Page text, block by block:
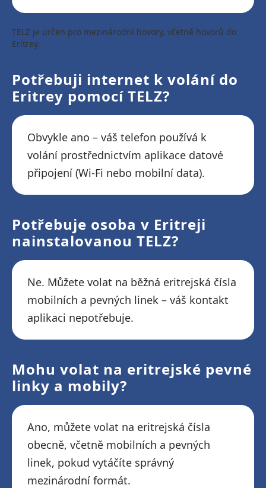
TELZ je určen pro mezinárodní hovory, včetně hovorů do
Eritrey.
Potřebuji internet k volání do
Eritrey pomocí TELZ?
Obvykle ano – váš telefon používá k
volání prostřednictvím aplikace datové
připojení (Wi-Fi nebo mobilní data).
Potřebuje osoba v Eritreji
nainstalovanou TELZ?
Ne. Můžete volat na běžná eritrejská čísla
mobilních a pevných linek – váš kontakt
aplikaci nepotřebuje.
Mohu volat na eritrejské pevné
linky a mobily?
Ano, můžete volat na eritrejská čísla
obecně, včetně mobilních a pevných
linek, pokud vytáčíte správný
mezinárodní formát.